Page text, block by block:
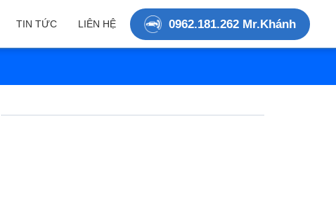
TIN TỨC LIÊN HỆ 0962.181.262 Mr.Khánh